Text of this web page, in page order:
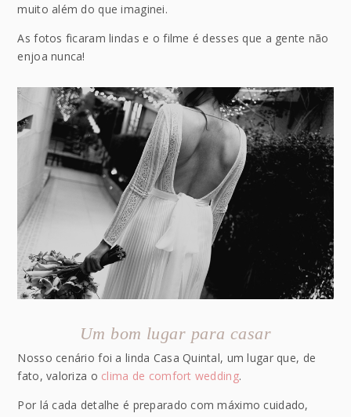
muito além do que imaginei.
As fotos ficaram lindas e o filme é desses que a gente não
enjoa nunca!
Um bom lugar para casar
Nosso cenário foi a linda Casa Quintal, um lugar que, de
fato, valoriza o clima de comfort wedding.
Por lá cada detalhe é preparado com máximo cuidado,